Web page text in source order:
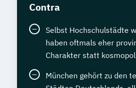
Contra
Selbst Hochschulstädte
haben oftmals eher
Charakter statt
München gehört zu den